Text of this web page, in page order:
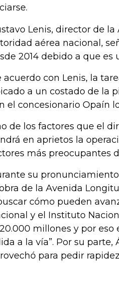
Lenis, director de
aérea nacional,
2014 debido a que
acuerdo con Lenis, la
a un costado de la
el concesionario Opaín
de los factores que el
en aprietos la
más preocupantes
su
de la Avenida
cómo pueden
y el Instituto
millones y por eso
a la vía”. Por su
para pedir